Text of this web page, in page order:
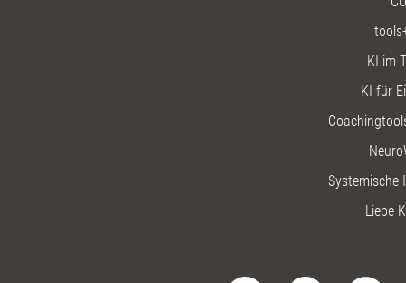
KI im
KI für
Systemische
Liebe